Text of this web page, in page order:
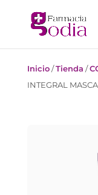
Inicio/Tienda /
INTEGRAL